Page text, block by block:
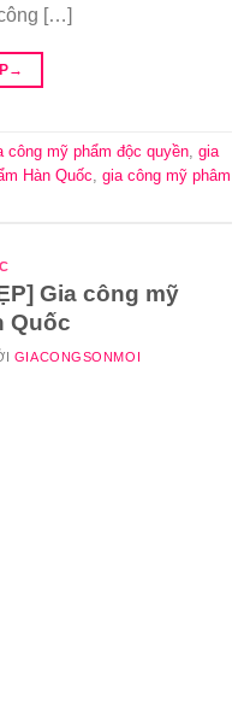
[…]
→
công mỹ phẩm độc quyền gia
Hàn Quốc gia công mỹ phâm
Gia công mỹ
Quốc
GIACONGSONMOI